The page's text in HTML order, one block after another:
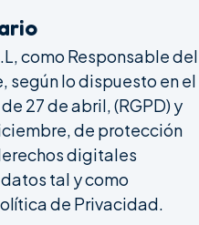
como Responsable del
según lo dispuesto en el
27 de abril, (RGPD) y
de protección
digitales
tal y como
de Privacidad.